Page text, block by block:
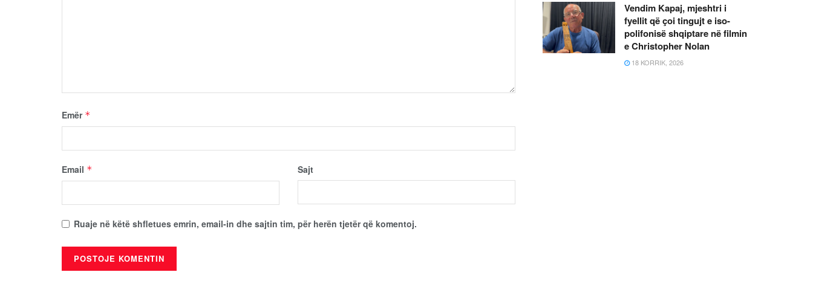
Emër *
Email * Sajt
Ruaje në këtë shfletues emrin, email-in dhe sajtin tim, për herën tjetër që komentoj.
Vendim Kapaj, mjeshtri i
fyellit që çoi tingujt e iso-
polifonisë shqiptare në filmin
e Christopher Nolan
18 KORRIK, 2026